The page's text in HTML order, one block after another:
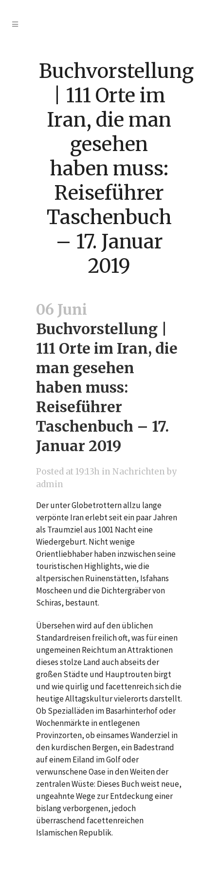
Buchvorstellung
| 111 Orte im
Iran, die man
gesehen
haben muss:
Reiseführer
Taschenbuch
– 17. Januar
2019
06 Juni
Buchvorstellung |
111 Orte im Iran, die
man gesehen
haben muss:
Reiseführer
Taschenbuch – 17.
Januar 2019
Posted at 19:13h in Nachrichten by
admin
Der unter Globetrottern allzu lange
verpönte Iran erlebt seit ein paar Jahren
als Traumziel aus 1001 Nacht eine
Wiedergeburt. Nicht wenige
Orientliebhaber haben inzwischen seine
touristischen Highlights, wie die
altpersischen Ruinenstätten, Isfahans
Moscheen und die Dichtergräber von
Schiras, bestaunt.
Übersehen wird auf den üblichen
Standardreisen freilich oft, was für einen
ungemeinen Reichtum an Attraktionen
dieses stolze Land auch abseits der
großen Städte und Hauptrouten birgt
und wie quirlig und facettenreich sich die
heutige Alltagskultur vielerorts darstellt.
Ob Spezialläden im Basarhinterhof oder
Wochenmärkte in entlegenen
Provinzorten, ob einsames Wanderziel in
den kurdischen Bergen, ein Badestrand
auf einem Eiland im Golf oder
verwunschene Oase in den Weiten der
zentralen Wüste: Dieses Buch weist neue,
ungeahnte Wege zur Entdeckung einer
bislang verborgenen, jedoch
überraschend facettenreichen
Islamischen Republik.